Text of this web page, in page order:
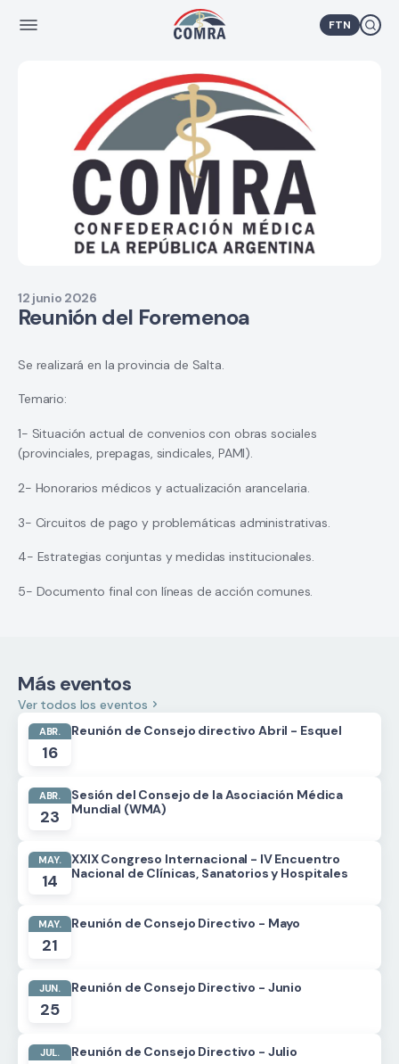
FTN
12 junio 2026
Reunión del Foremenoa
Se realizará en la provincia de Salta.
Temario:
1- Situación actual de convenios con obras sociales
(provinciales, prepagas, sindicales, PAMI).
2- Honorarios médicos y actualización arancelaria.
3- Circuitos de pago y problemáticas administrativas.
4- Estrategias conjuntas y medidas institucionales.
5- Documento final con líneas de acción comunes.
Más eventos
Ver todos los eventos
ABR.
16
Reunión de Consejo directivo Abril - Esquel
ABR.
23
Sesión del Consejo de la Asociación Médica
Mundial (WMA)
MAY.
14
XXIX Congreso Internacional - IV Encuentro
Nacional de Clínicas, Sanatorios y Hospitales
MAY.
21
Reunión de Consejo Directivo - Mayo
JUN.
25
Reunión de Consejo Directivo - Junio
JUL. Reunión de Consejo Directivo - Julio